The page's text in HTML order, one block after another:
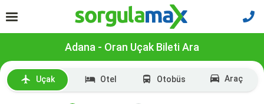
Adana - Oran Uçak Bileti Ara
Uçak Otel Otobüs Araç